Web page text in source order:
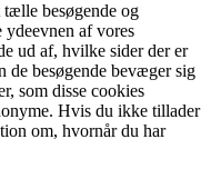
besøgende og
af vores
ud af, hvilke sider der er
de besøgende bevæger sig
som disse cookies
Hvis du ikke tillader
om, hvornår du har